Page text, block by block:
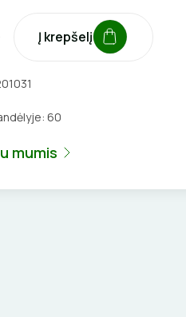
Į krepšelį
60
mumis